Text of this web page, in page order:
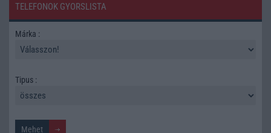
TELEFONOK GYORSLISTA
Márka :
Tipus :